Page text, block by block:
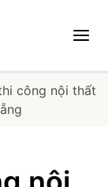
công nội thất